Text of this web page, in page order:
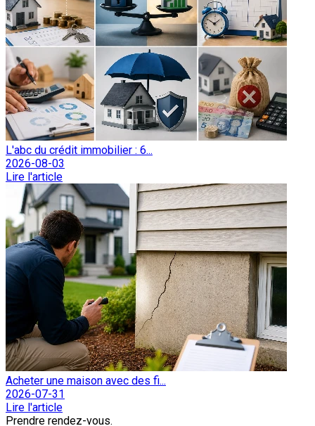
L'abc du crédit immobilier : 6...
2026-08-03
Lire l'article
Acheter une maison avec des fi...
2026-07-31
Lire l'article
Prendre rendez-vous.